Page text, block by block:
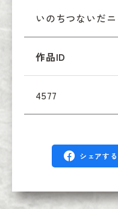
いのちつないだ
作品ID
4577
シェアする